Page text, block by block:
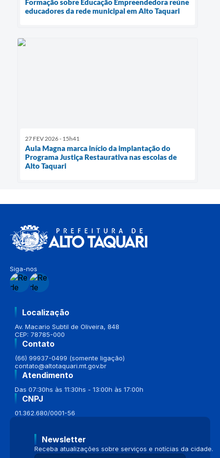
Formação sobre Educação Empreendedora reúne
educadores da rede municipal em Alto Taquari
27 FEV 2026 - 15h41
Aula Magna marca início da implantação do
Programa Justiça Restaurativa nas escolas de
Alto Taquari
Siga-nos
Localização
Av. Macario Subtil de Oliveira, 848
CEP: 78785-000
Contato
(66) 99937-0499 (somente ligação)
contato@altotaquari.mt.gov.br
Atendimento
Das 07:30hs às 11:30hs - 13:00h às 17:00h
CNPJ
01.362.680/0001-56
Newsletter
Receba atualizações sobre serviços e notícias da cidade.